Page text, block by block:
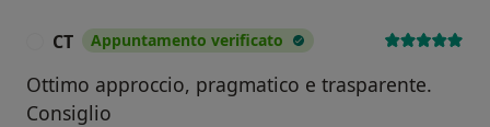
CT Appuntamento verificato
Ottimo approccio, pragmatico e trasparente.
Consiglio